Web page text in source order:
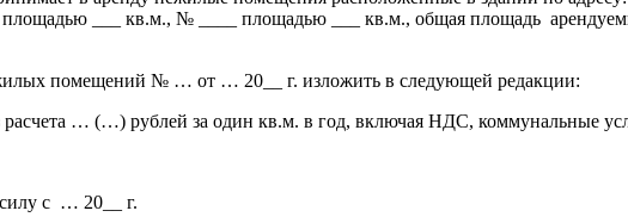
___ кв.м., № ____ площадью ___ кв.м., общая площадь
помещений № … от … 20__ г. изложить в следующей редакции:
расчета … (…) рублей за один кв.м. в год, включая НДС, коммунальные
с … 20__ г.